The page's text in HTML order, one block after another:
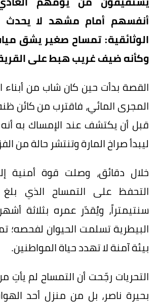
أنفسهم أمام مشهد لا يحدث
الوثائقية: تمساح صغير يشق
وكأنه ضيف غريب هبط على
القصة بدأت حين كان شاب من
المجرى المائي، فاقترب من كائن
قبل أن يكتشف عند الإمساك به
ليبدأ صراخ المارة وتنتشر حالة من
خلال دقائق، وصلت قوة أمنية
سنتيمتراً، ويُقدّر عمره بثلاثة
البيطرية تسلمت الحيوان لفحصه؛
بيئة آمنة لا تهدد حياة المواطنين.
التحريات رجّحت أن التمساح لم يأتِ
بحيرة ناصر، بل من منزل أحد